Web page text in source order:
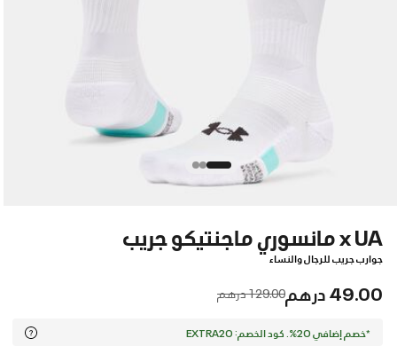
x UA مانسوري ماجنتيكو جريب
جوارب جريب للرجال والنساء
49.00 درهم Price reduced from
129.00 درهم to
*خصم إضافي 20%. كود الخصم: EXTRA20